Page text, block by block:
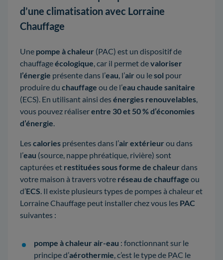
d’une climatisation avec Lorraine
Chauffage
Une pompe à chaleur (PAC) est un dispositif de
chauffageécologique , car il permet devaloriser
l’énergie présente dans l’eau , l’air ou lesol pour
produire du chauffage ou de l’eau chaude sanitaire
(ECS). En utilisant ainsi desénergies renouvelables
vous pouvez réaliserentre 30 et 50 % d’économies
d’énergie
Lescalories présentes dans l’air extérieur ou dans
l’eau (source, nappe phréatique, rivière) sont
capturées et restituées sous forme de chaleur dans
votre maison à travers votre réseau de chauffage ou
d’ECS . Il existe plusieurs types de pompes à chaleur et
Lorraine Chauffage peut installer chez vous les PAC
suivantes :
pompe à chaleur air-eau : fonctionnant sur le
principe d’aérothermie , c’est le type de PAC le